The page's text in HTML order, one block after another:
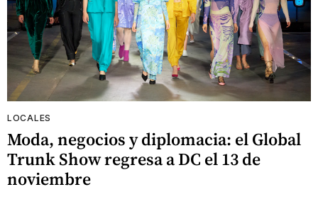
LOCALES
Moda, negocios y diplomacia: el Global
Trunk Show regresa a DC el 13 de
noviembre